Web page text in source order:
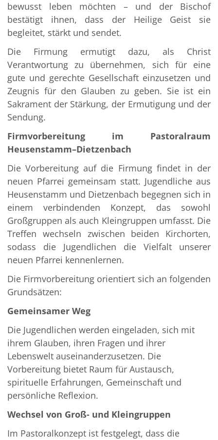
bewusst leben möchten – und der Bischof
bestätigt ihnen, dass der Heilige Geist sie
begleitet, stärkt und sendet.
Die Firmung ermutigt dazu, als Christ
Verantwortung zu übernehmen, sich für eine
gute und gerechte Gesellschaft einzusetzen und
Zeugnis für den Glauben zu geben. Sie ist ein
Sakrament der Stärkung, der Ermutigung und der
Sendung.
Firmvorbereitung im Pastoralraum
Heusenstamm–Dietzenbach
Die Vorbereitung auf die Firmung findet in der
neuen Pfarrei gemeinsam statt. Jugendliche aus
Heusenstamm und Dietzenbach begegnen sich in
einem verbindenden Konzept, das sowohl
Großgruppen als auch Kleingruppen umfasst. Die
Treffen wechseln zwischen beiden Kirchorten,
sodass die Jugendlichen die Vielfalt unserer
neuen Pfarrei kennenlernen.
Die Firmvorbereitung orientiert sich an folgenden
Grundsätzen:
Gemeinsamer Weg
Die Jugendlichen werden eingeladen, sich mit
ihrem Glauben, ihren Fragen und ihrer
Lebenswelt auseinanderzusetzen. Die
Vorbereitung bietet Raum für Austausch,
spirituelle Erfahrungen, Gemeinschaft und
persönliche Reflexion.
Wechsel von Groß- und Kleingruppen
Im Pastoralkonzept ist festgelegt, dass die